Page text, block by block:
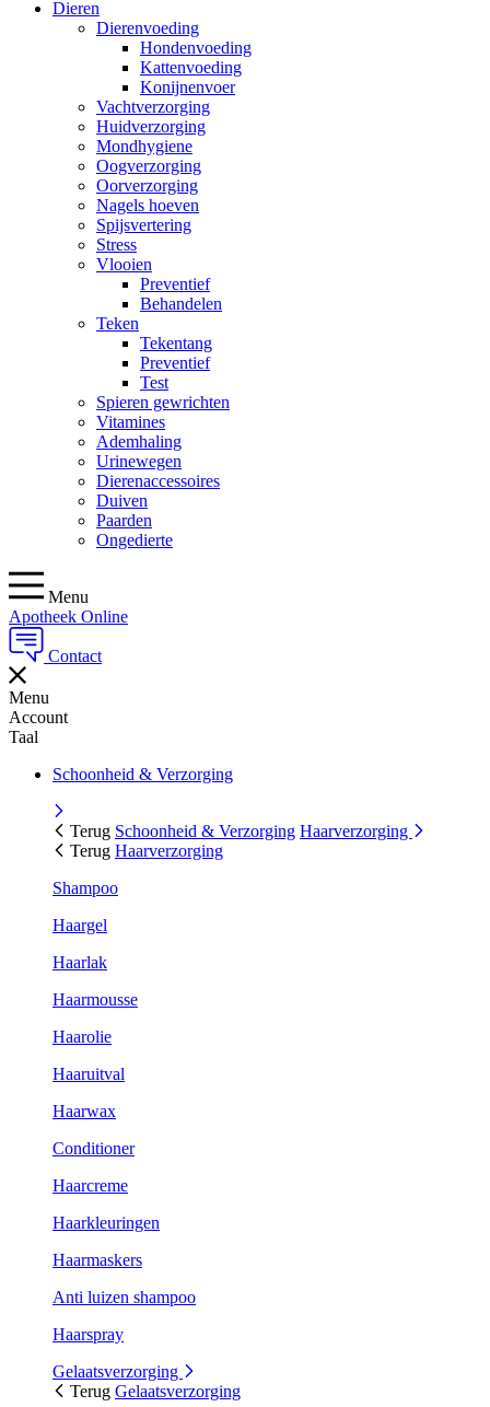
Dieren
Dierenvoeding
Hondenvoeding
Kattenvoeding
Konijnenvoer
Vachtverzorging
Huidverzorging
Mondhygiene
Oogverzorging
Oorverzorging
Nagels hoeven
Spijsvertering
Stress
Vlooien
Preventief
Behandelen
Teken
Tekentang
Preventief
Test
Spieren gewrichten
Vitamines
Ademhaling
Urinewegen
Dierenaccessoires
Duiven
Paarden
Ongedierte
Menu
Apotheek Online
Contact
Menu
Account
Taal
Schoonheid & Verzorging
Terug Schoonheid & Verzorging Haarverzorging
Terug Haarverzorging
Shampoo
Haargel
Haarlak
Haarmousse
Haarolie
Haaruitval
Haarwax
Conditioner
Haarcreme
Haarkleuringen
Haarmaskers
Anti luizen shampoo
Haarspray
Gelaatsverzorging
Terug Gelaatsverzorging